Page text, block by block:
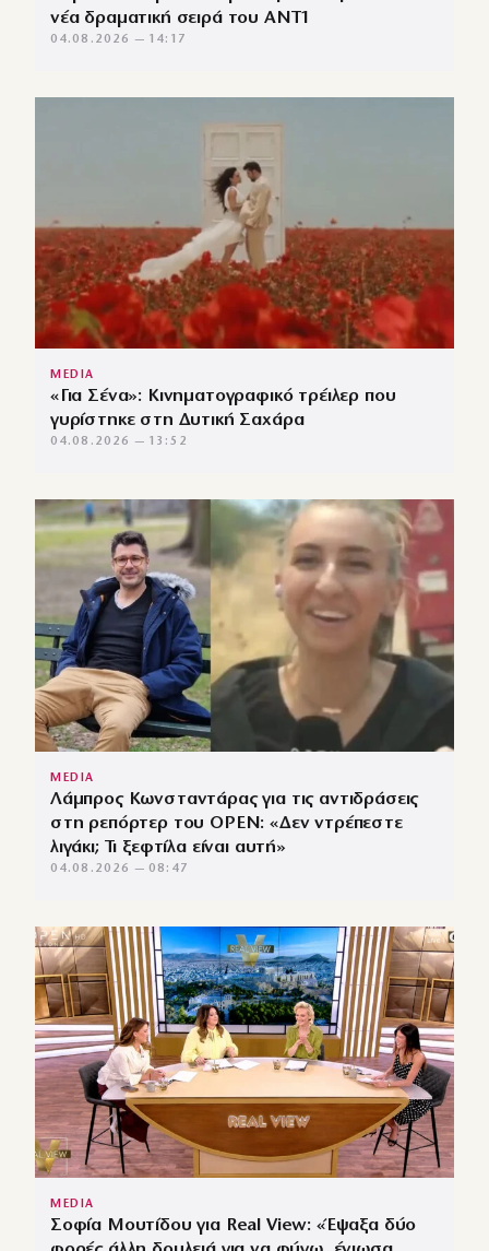
νέα δραματική σειρά του ANT1
04.08.2026 — 14:17
MEDIA
«Για Σένα»: Κινηματογραφικό τρέιλερ που
γυρίστηκε στη Δυτική Σαχάρα
04.08.2026 — 13:52
MEDIA
Λάμπρος Κωνσταντάρας για τις αντιδράσεις
στη ρεπόρτερ του OPEN: «Δεν ντρέπεστε
λιγάκι; Τι ξεφτίλα είναι αυτή»
04.08.2026 — 08:47
MEDIA
Σοφία Μουτίδου για Real View: «Έψαξα δύο